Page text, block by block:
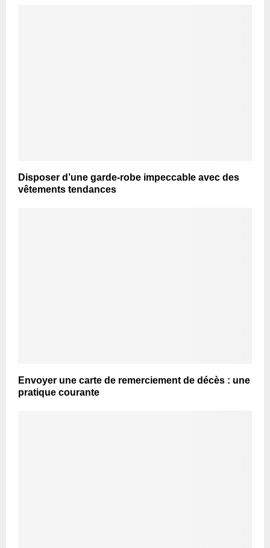
Disposer d’une garde-robe impeccable avec des
vêtements tendances
Envoyer une carte de remerciement de décès : une
pratique courante